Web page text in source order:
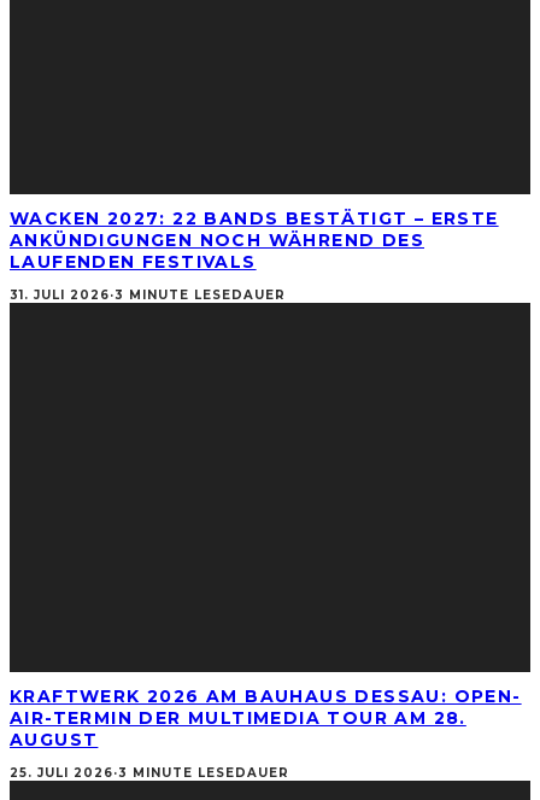
WACKEN 2027: 22 BANDS BESTÄTIGT – ERSTE
ANKÜNDIGUNGEN NOCH WÄHREND DES
LAUFENDEN FESTIVALS
31. JULI 2026·3 MINUTE LESEDAUER
KRAFTWERK 2026 AM BAUHAUS DESSAU: OPEN-
AIR-TERMIN DER MULTIMEDIA TOUR AM 28.
AUGUST
25. JULI 2026·3 MINUTE LESEDAUER